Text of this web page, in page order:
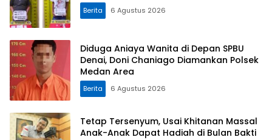
Berita 6 Agustus 2026
Diduga Aniaya Wanita di Depan SPBU
Denai, Doni Chaniago Diamankan Polsek
Medan Area
Berita 6 Agustus 2026
Tetap Tersenyum, Usai Khitanan Massal
Anak-Anak Dapat Hadiah di Bulan Bakti